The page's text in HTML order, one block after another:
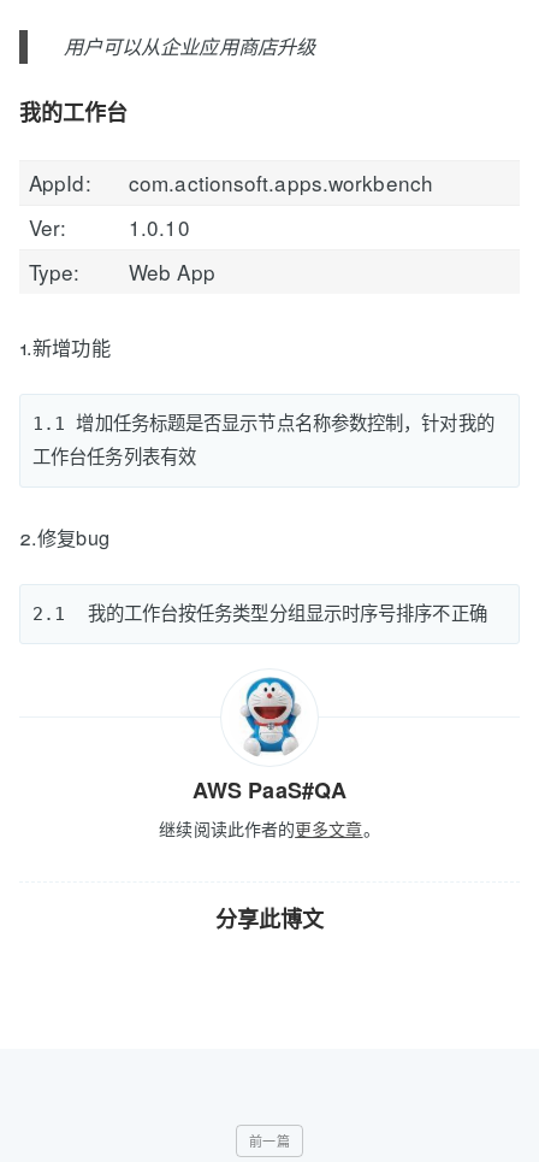
用户可以从企业应用商店升级
我的工作台
AppId:
com.actionsoft.apps.workbench
Ver:
1.0.10
Type:
Web App
1.新增功能
1.1 增加任务标题是否显示节点名称参数控制，针对我的
工作台任务列表有效
2.修复bug
2.1  我的工作台按任务类型分组显示时序号排序不正确
AWS PaaS#QA
继续阅读此作者的更多文章。
分享此博文